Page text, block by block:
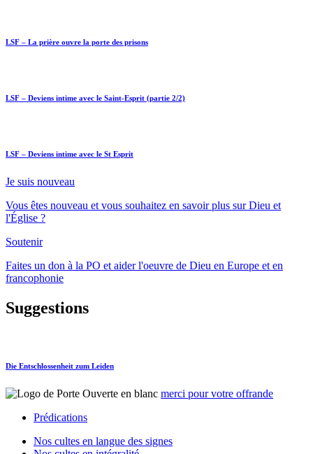
LSF – La prière ouvre la porte des prisons
LSF – Deviens intime avec le Saint-Esprit (partie 2/2)
LSF – Deviens intime avec le St Esprit
Je suis nouveau
Vous êtes nouveau et vous souhaitez en savoir plus sur Dieu et
l'Église ?
Soutenir
Faites un don à la PO et aider l'oeuvre de Dieu en Europe et en
francophonie
Suggestions
Die Entschlossenheit zum Leiden
merci pour votre offrande
Prédications
Nos cultes en langue des signes